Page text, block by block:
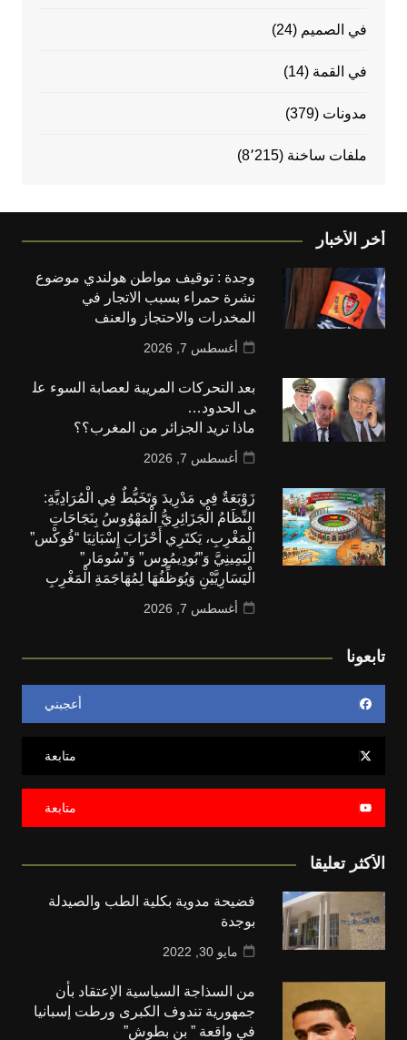
في الصميم (24)
في القمة (14)
مدونات (379)
ملفات ساخنة (8٬215)
أخر الأخبار
وجدة : توقيف مواطن هولندي موضوع
نشرة حمراء بسبب الاتجار في
المخدرات والاحتجاز والعنف
أغسطس 7, 2026
بعد التحركات المريبة لعصابة السوء عل
ى الحدود…
ماذا تريد الجزائر من المغرب؟؟
أغسطس 7, 2026
زَوْبَعَةٌ فِي مَدْرِيدَ وَتَخَبُّطٌ فِي الْمُرَادِيَّةِ:
النِّظَامُ الْجَزَائِرِيُّ الْمَهْوُوسُ بِنَجَاحَاتِ
الْمَغْرِبِ، يَكتَرِي أَحْزَابَ إِسْبَانِيَا “فُوكْس”
الْيَمِينِيَّ وَ”بُودِيمُوس” وَ”سُومَار”
الْيَسَارِيَّيْنِ وَيُوَظِّفُهَا لِمُهَاجَمَةِ الْمَغْرِبِ
أغسطس 7, 2026
تابعونا
أعجبني
متابعة
متابعة
الأكثر تعليقا
فضيحة مدوية بكلية الطب والصيدلة
بوجدة
مايو 30, 2022
من السذاجة السياسية الإعتقاد بأن
جمهورية تندوف الكبرى ورطت إسبانيا
في واقعة ” بن بطوش”